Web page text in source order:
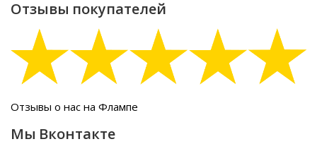
Отзывы покупателей
Отзывы о нас на Флампе
Мы Вконтакте